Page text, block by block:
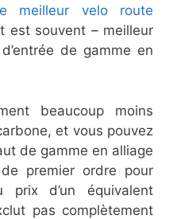
meilleur velo route
est souvent – meilleur
de gamme en
beaucoup moins
et vous pouvez
de gamme en alliage
premier ordre pour
d’un équivalent
pas complètement